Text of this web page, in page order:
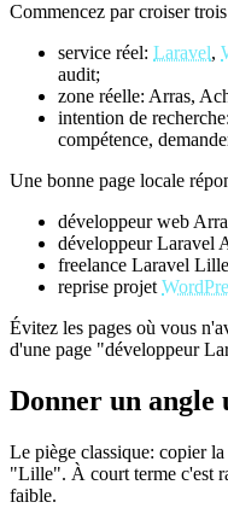
Commencez par croiser
service réel: Laravel,
audit;
zone réelle: Arras,
intention de
compétence,
Une bonne page locale
développeur web
développeur Laravel
freelance Laravel
reprise projet
Évitez les pages où vous
d'une page "développeur
Donner un angle
Le piège classique: copier
"Lille". À court terme c'est
faible.